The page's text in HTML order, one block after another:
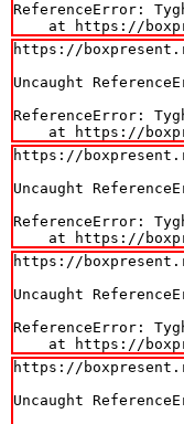
ReferenceError:
at https://
https://
Uncaught
ReferenceError:
at https://
https://
Uncaught
ReferenceError:
at https://
https://
Uncaught
ReferenceError:
at https://
https://
Uncaught